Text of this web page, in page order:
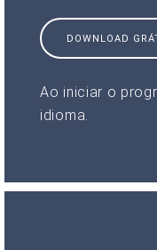
DOWNLOAD
Ao iniciar o
idioma.